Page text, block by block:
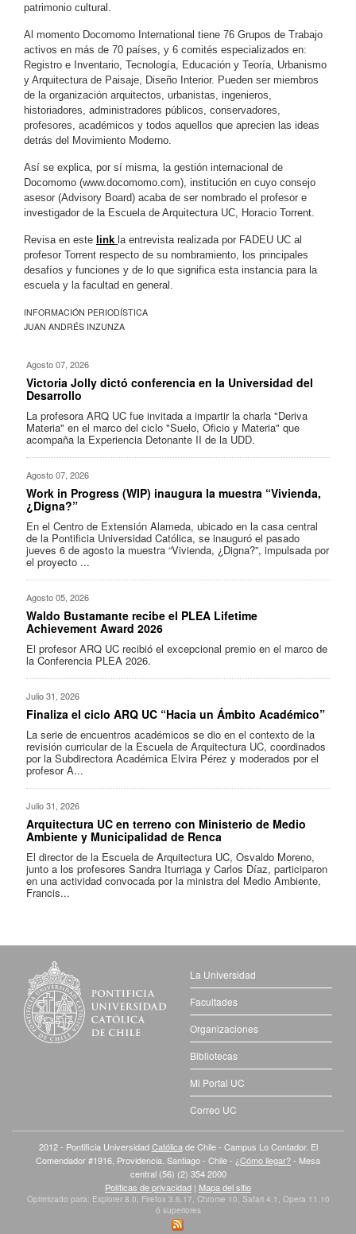
patrimonio cultural.
Al momento Docomomo International tiene 76 Grupos de Trabajo
activos en más de 70 países, y 6 comités especializados en:
Registro e Inventario, Tecnología, Educación y Teoría, Urbanismo
y Arquitectura de Paisaje, Diseño Interior. Pueden ser miembros
de la organización arquitectos, urbanistas, ingenieros,
historiadores, administradores públicos, conservadores,
profesores, académicos y todos aquellos que aprecien las ideas
detrás del Movimiento Moderno.
Así se explica, por sí misma, la gestión internacional de
Docomomo (www.docomomo.com), institución en cuyo consejo
asesor (Advisory Board) acaba de ser nombrado el profesor e
investigador de la Escuela de Arquitectura UC, Horacio Torrent.
Revisa en este link la entrevista realizada por FADEU UC al
profesor Torrent respecto de su nombramiento, los principales
desafíos y funciones y de lo que significa esta instancia para la
escuela y la facultad en general.
INFORMACIÓN PERIODÍSTICA
JUAN ANDRÉS INZUNZA
Agosto 07, 2026
Victoria Jolly dictó conferencia en la Universidad del
Desarrollo
La profesora ARQ UC fue invitada a impartir la charla "Deriva
Materia" en el marco del ciclo "Suelo, Oficio y Materia" que
acompaña la Experiencia Detonante II de la UDD.
Agosto 07, 2026
Work in Progress (WIP) inaugura la muestra “Vivienda,
¿Digna?”
En el Centro de Extensión Alameda, ubicado en la casa central
de la Pontificia Universidad Católica, se inauguró el pasado
jueves 6 de agosto la muestra “Vivienda, ¿Digna?”, impulsada por
el proyecto ...
Agosto 05, 2026
Waldo Bustamante recibe el PLEA Lifetime
Achievement Award 2026
El profesor ARQ UC recibió el excepcional premio en el marco de
la Conferencia PLEA 2026.
Julio 31, 2026
Finaliza el ciclo ARQ UC “Hacia un Ámbito Académico”
La serie de encuentros académicos se dio en el contexto de la
revisión curricular de la Escuela de Arquitectura UC, coordinados
por la Subdirectora Académica Elvira Pérez y moderados por el
profesor A...
Julio 31, 2026
Arquitectura UC en terreno con Ministerio de Medio
Ambiente y Municipalidad de Renca
El director de la Escuela de Arquitectura UC, Osvaldo Moreno,
junto a los profesores Sandra Iturriaga y Carlos Díaz, participaron
en una actividad convocada por la ministra del Medio Ambiente,
Francis...
La Universidad
Facultades
Organizaciones
Bibliotecas
Mi Portal UC
Correo UC
2012 - Pontificia UniversidadCatólica de Chile - Campus Lo Contador. El
Comendador #1916, Providencia. Santiago - Chile - ¿Cómo llegar?- Mesa
central (56) (2) 354 2000
Políticas de privacidad | Mapa del sitio
Optimizado para: Explorer 8.0, Firefox 3.6.17, Chrome 10, Safari 4.1, Opera 11.10
ó superiores